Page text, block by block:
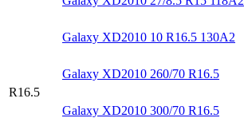
R16.5
Galaxy XD2010 10 R16.5 130A2
Galaxy XD2010 260/70 R16.5
Galaxy XD2010 300/70 R16.5